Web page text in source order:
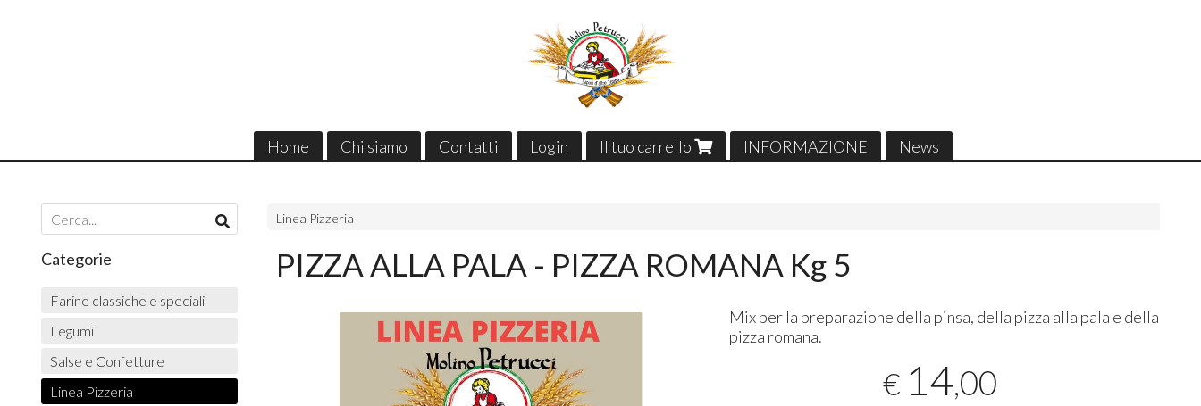
Home Chi siamo Contatti Login Il tuo carrello INFORMAZIONE News
Linea Pizzeria
PIZZA ALLA PALA - PIZZA ROMANA Kg 5
Mix per la preparazione della pinsa, della pizza alla pala e della
pizza romana.
€ 14,00
Categorie
Farine classiche e speciali
Legumi
Salse e Confetture
Linea Pizzeria